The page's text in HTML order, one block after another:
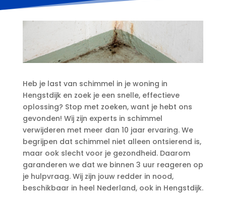
Heb je last van schimmel in je woning in
Hengstdijk en zoek je een snelle, effectieve
oplossing? Stop met zoeken, want je hebt ons
gevonden! Wij zijn experts in schimmel
verwijderen met meer dan 10 jaar ervaring.​ We
begrijpen dat schimmel niet alleen ontsierend is,
maar ook slecht voor je gezondheid.​ Daarom
garanderen we dat we binnen 3 uur reageren op
je hulpvraag.​ Wij zijn jouw redder in nood,
beschikbaar in heel Nederland, ook in Hengstdijk.​